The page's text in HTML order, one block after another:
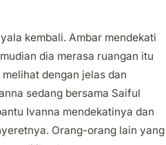
kembali. Ambar mendekati
dia merasa ruangan itu
dengan jelas dan
sedang bersama Saiful
Ivanna mendekatinya dan
Orang-orang lain yang